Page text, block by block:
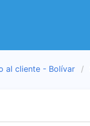
al cliente - Bolívar